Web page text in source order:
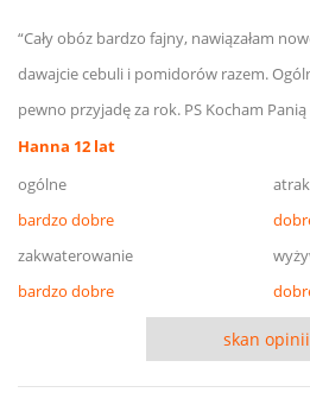
“Cały obóz bardzo fajny, nawiązałam
dawajcie cebuli i pomidorów razem.
pewno przyjadę za rok. PS Kocham Panią
Hanna 12 lat
ogólne
bardzo dobre
zakwaterowanie
bardzo dobre
skan opinii